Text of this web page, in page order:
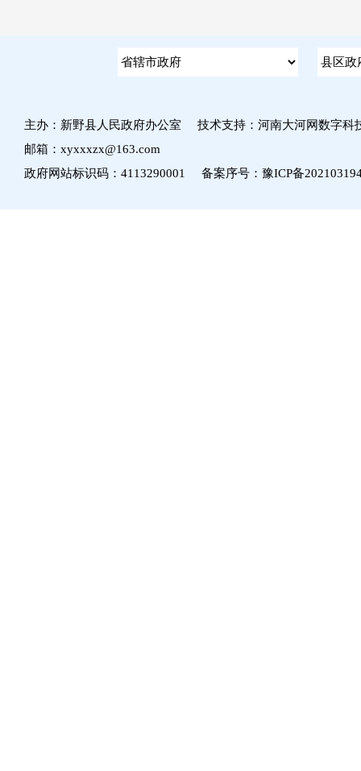
主办：新野县人民政府办公室 技术支持：河南大河网数字科
邮箱：xyxxxzx@163.com
政府网站标识码：4113290001 备案序号： 豫ICP备